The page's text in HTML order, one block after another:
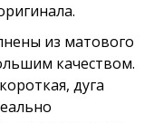
из матового
качеством.
дуга